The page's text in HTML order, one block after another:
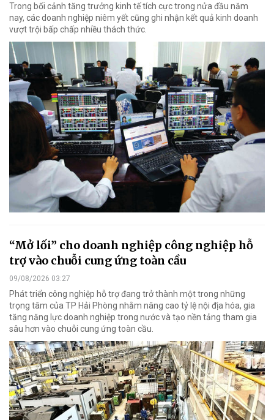
Trong bối cảnh tăng trưởng kinh tế tích cực trong nửa đầu năm
nay, các doanh nghiệp niêm yết cũng ghi nhận kết quả kinh doanh
vượt trội bấp chấp nhiều thách thức.
“Mở lối” cho doanh nghiệp công nghiệp hỗ
trợ vào chuỗi cung ứng toàn cầu
09/08/2026 03:27
Phát triển công nghiệp hỗ trợ đang trở thành một trong những
trọng tâm của TP Hải Phòng nhằm nâng cao tỷ lệ nội địa hóa, gia
tăng năng lực doanh nghiệp trong nước và tạo nền tảng tham gia
sâu hơn vào chuỗi cung ứng toàn cầu.